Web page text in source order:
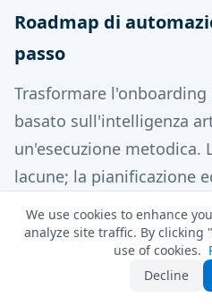
Roadmap di
passo
Trasformare
basato sull'intelligenza
un'esecuzione metodica.
lacune; la pianificazione
paralisi. Questa
slancio.
Fase 1: Scoperta
We use cookies to enhance
analyze site traffic. By clicking
use of cookies.
Decline